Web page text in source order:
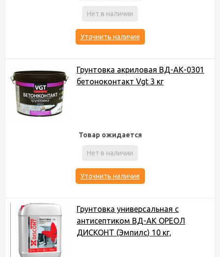
Нет в наличии
Уточнить наличие
Грунтовка акриловая ВД-АК-0301
бетоноконтакт Vgt 3 кг
Товар ожидается
Нет в наличии
Уточнить наличие
Грунтовка универсальная с
антисептиком ВД-АК ОРЕОЛ
ДИСКОНТ (Эмпилс) 10 кг,